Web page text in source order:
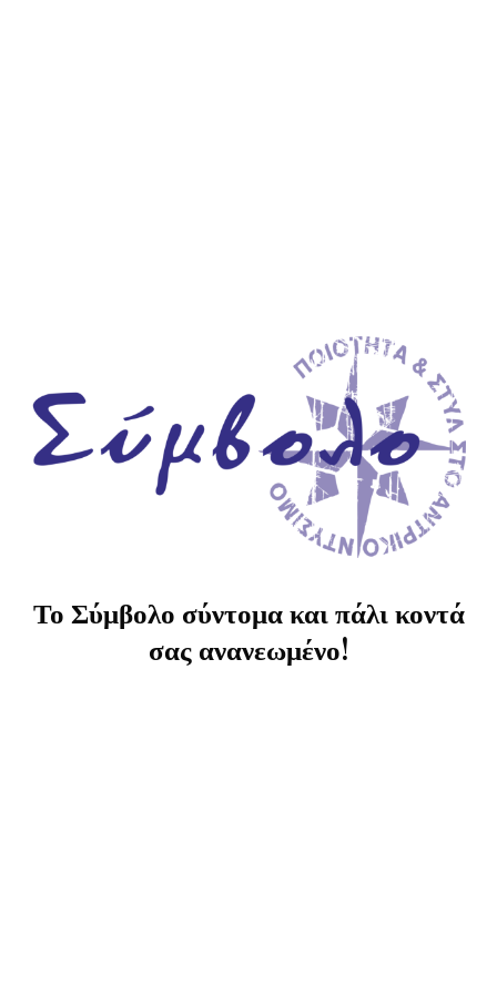
Το Σύμβολο σύντομα και πάλι κοντά
σας ανανεωμένο!